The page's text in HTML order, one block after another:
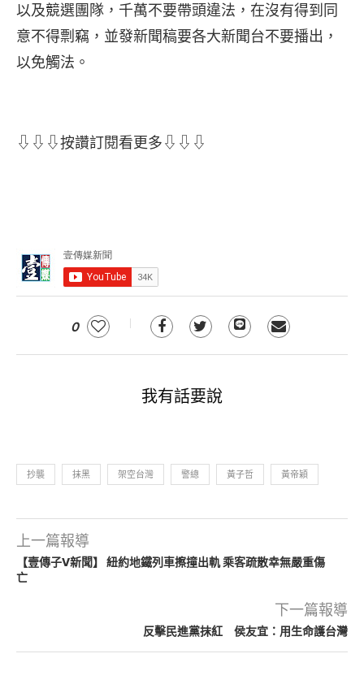
以及競選團隊，千萬不要帶頭違法，在沒有得到同
意不得剽竊，並發新聞稿要各大新聞台不要播出，
以免觸法。
⇩⇩⇩按讚訂閱看更多⇩⇩⇩
0
我有話要說
抄襲 抹黑 架空台灣 警總 黃子哲 黃帝穎
上一篇報導
【壹傳子V新聞】 紐約地鐵列車擦撞出軌 乘客疏散幸無嚴重傷
亡
下一篇報導
反擊民進黨抹紅 侯友宜：用生命護台灣